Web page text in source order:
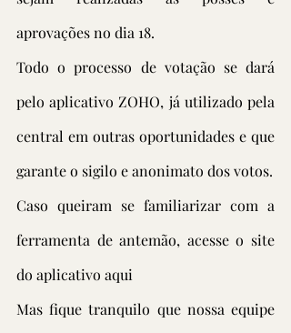
aprovações no dia 18.
Todo o processo de votação se dará
pelo aplicativo ZOHO, já utilizado pela
central em outras oportunidades e que
garante o sigilo e anonimato dos votos.
Caso queiram se familiarizar com a
ferramenta de antemão, acesse o site
do aplicativo aqui
Mas fique tranquilo que nossa equipe